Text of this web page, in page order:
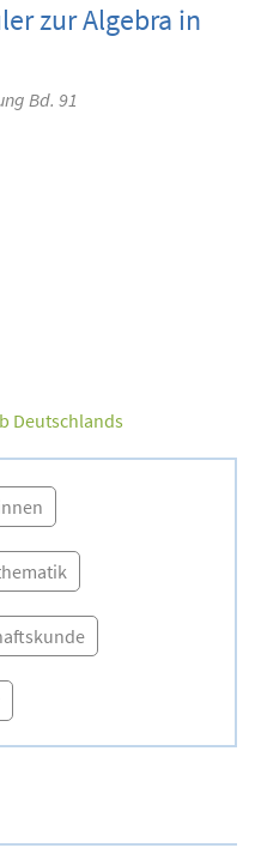
zur Algebra in
Bd. 91
Deutschlands